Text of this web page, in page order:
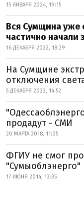
15 ЯНВАРЯ 2024, 19:15
Вся Сумщина уже
частично начали
16 ДЕКАБРЯ 2022, 18:29
На Сумщине
отключения
5 ДЕКАБРЯ 2022, 14:52
продадут - СМИ
20 МАРТА 2018, 11:05
ФГИУ не смог
"Сумыоблэнерго"
17 ИЮНЯ 2014, 13:35